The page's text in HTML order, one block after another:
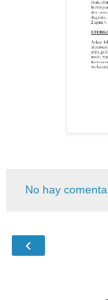
No hay
‹